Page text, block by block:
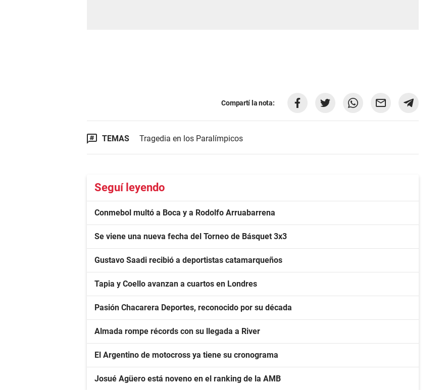
Compartí la nota:
TEMAS Tragedia en los Paralímpicos
Seguí leyendo
Conmebol multó a Boca y a Rodolfo Arruabarrena
Se viene una nueva fecha del Torneo de Básquet 3x3
Gustavo Saadi recibió a deportistas catamarqueños
Tapia y Coello avanzan a cuartos en Londres
Pasión Chacarera Deportes, reconocido por su década
Almada rompe récords con su llegada a River
El Argentino de motocross ya tiene su cronograma
Josué Agüero está noveno en el ranking de la AMB